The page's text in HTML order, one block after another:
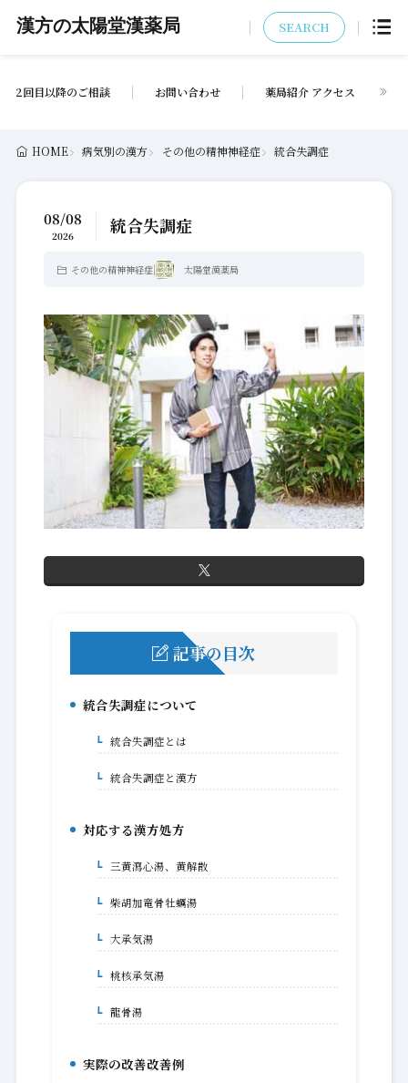
漢方の太陽堂漢薬局 SEARCH
2回目以降のご相談 お問い合わせ 薬局紹介 アクセス
HOME 病気別の漢方 その他の精神神経症 統合失調症
08/08
2026 統合失調症
その他の精神神経症 太陽堂漢薬局
記事の目次
1.統合失調症について
1-1.統合失調症とは
1-2.統合失調症と漢方
2.対応する漢方処方
2-1.三黄瀉心湯、黄解散
2-2.柴胡加竜骨牡蠣湯
2-3.大承気湯
2-4.桃核承気湯
2-5.龍骨湯
3.実際の改善改善例